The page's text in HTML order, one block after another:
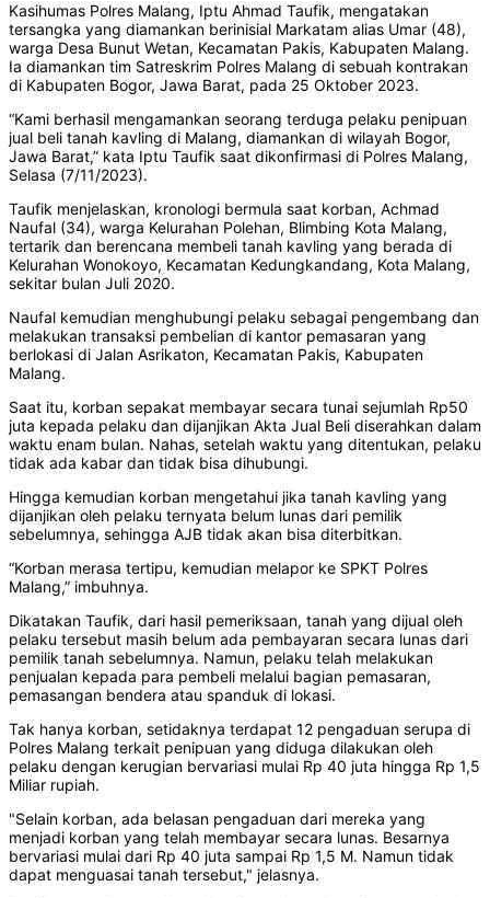
Kasihumas Polres Malang, Iptu Ahmad Taufik, mengatakan
tersangka yang diamankan berinisial Markatam alias Umar (48),
warga Desa Bunut Wetan, Kecamatan Pakis, Kabupaten Malang.
Ia diamankan tim Satreskrim Polres Malang di sebuah kontrakan
di Kabupaten Bogor, Jawa Barat, pada 25 Oktober 2023.
“Kami berhasil mengamankan seorang terduga pelaku penipuan
jual beli tanah kavling di Malang, diamankan di wilayah Bogor,
Jawa Barat,” kata Iptu Taufik saat dikonfirmasi di Polres Malang,
Selasa (7/11/2023).
Taufik menjelaskan, kronologi bermula saat korban, Achmad
Naufal (34), warga Kelurahan Polehan, Blimbing Kota Malang,
tertarik dan berencana membeli tanah kavling yang berada di
Kelurahan Wonokoyo, Kecamatan Kedungkandang, Kota Malang,
sekitar bulan Juli 2020.
Naufal kemudian menghubungi pelaku sebagai pengembang dan
melakukan transaksi pembelian di kantor pemasaran yang
berlokasi di Jalan Asrikaton, Kecamatan Pakis, Kabupaten
Malang.
Saat itu, korban sepakat membayar secara tunai sejumlah Rp50
juta kepada pelaku dan dijanjikan Akta Jual Beli diserahkan dalam
waktu enam bulan. Nahas, setelah waktu yang ditentukan, pelaku
tidak ada kabar dan tidak bisa dihubungi.
Hingga kemudian korban mengetahui jika tanah kavling yang
dijanjikan oleh pelaku ternyata belum lunas dari pemilik
sebelumnya, sehingga AJB tidak akan bisa diterbitkan.
“Korban merasa tertipu, kemudian melapor ke SPKT Polres
Malang,” imbuhnya.
Dikatakan Taufik, dari hasil pemeriksaan, tanah yang dijual oleh
pelaku tersebut masih belum ada pembayaran secara lunas dari
pemilik tanah sebelumnya. Namun, pelaku telah melakukan
penjualan kepada para pembeli melalui bagian pemasaran,
pemasangan bendera atau spanduk di lokasi.
Tak hanya korban, setidaknya terdapat 12 pengaduan serupa di
Polres Malang terkait penipuan yang diduga dilakukan oleh
pelaku dengan kerugian bervariasi mulai Rp 40 juta hingga Rp 1,5
Miliar rupiah.
"Selain korban, ada belasan pengaduan dari mereka yang
menjadi korban yang telah membayar secara lunas. Besarnya
bervariasi mulai dari Rp 40 juta sampai Rp 1,5 M. Namun tidak
dapat menguasai tanah tersebut," jelasnya.